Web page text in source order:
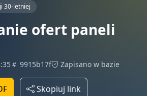
30-letniej
ofert paneli
9915b17f Zapisano w bazie
Skopiuj link